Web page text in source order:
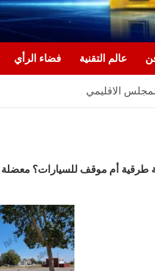
عالم التقنية فضاء الرأي
الاقليمي
أم موقف للسيارات؟ معضلة